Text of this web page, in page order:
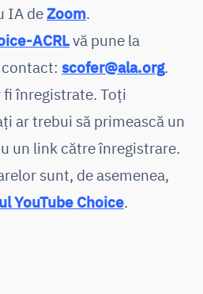
IA deZoom.
ACRLvă pune la
scofer@ala.org.
înregistrate. Toți
ar trebui să primească un
un link către înregistrare.
sunt, de asemenea,
YouTube Choice.